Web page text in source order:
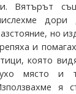
Вятърът
дори
но
и
която
място и
я